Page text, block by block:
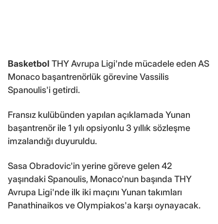
Basketbol THY Avrupa Ligi'nde mücadele eden AS
Monaco başantrenörlük görevine Vassilis
Spanoulis'i getirdi.
Fransız kulübünden yapılan açıklamada Yunan
başantrenör ile 1 yılı opsiyonlu 3 yıllık sözleşme
imzalandığı duyuruldu.
Sasa Obradovic'in yerine göreve gelen 42
yaşındaki Spanoulis, Monaco'nun başında THY
Avrupa Ligi'nde ilk iki maçını Yunan takımları
Panathinaikos ve Olympiakos'a karşı oynayacak.